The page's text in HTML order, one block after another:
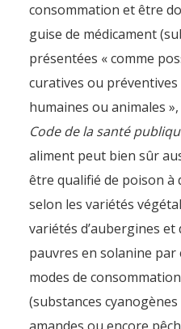
consommation et être
guise de médicament
présentées « comme
curatives ou préventives
humaines ou animales
Code de la santé
aliment peut bien sûr
être qualifié de poison à
selon les variétés
variétés d’aubergines
pauvres en solanine
modes de
(substances